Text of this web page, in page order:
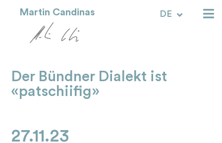
Martin Candinas DE
RM
Der Bündner Dialekt ist
«patschiifig»
27.11.23